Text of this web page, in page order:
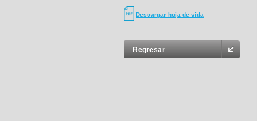
Descargar hoja de vida
Regresar